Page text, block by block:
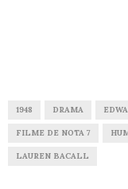
1948 DRAMA
FILME DE NOTA 7
LAUREN BACALL